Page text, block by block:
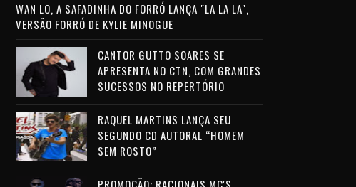
WAN LO, A SAFADINHA DO FORRÓ LANÇA "LA LA LA",
VERSÃO FORRÓ DE KYLIE MINOGUE
CANTOR GUTTO SOARES SE
APRESENTA NO CTN, COM GRANDES
SUCESSOS NO REPERTÓRIO
RAQUEL MARTINS LANÇA SEU
SEGUNDO CD AUTORAL “HOMEM
SEM ROSTO”